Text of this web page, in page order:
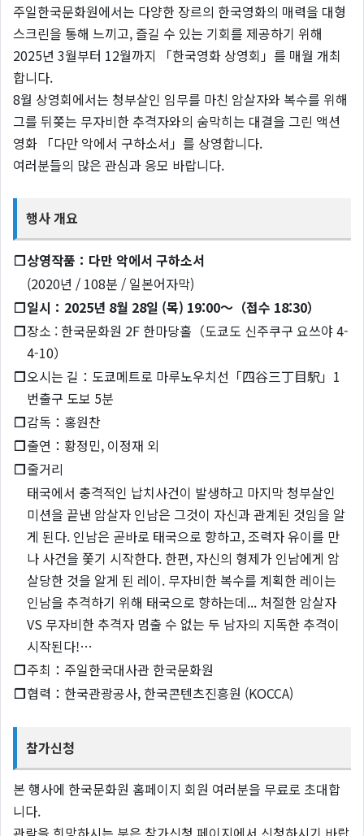
주일한국문화원에서는 다양한 장르의 한국영화의 매력을 대형
스크린을 통해 느끼고, 즐길 수 있는 기회를 제공하기 위해
2025년 3월부터 12월까지 「한국영화 상영회」를 매월 개최
합니다.
8월 상영회에서는 청부살인 임무를 마친 암살자와 복수를 위해
그를 뒤쫒는 무자비한 추격자와의 숨막히는 대결을 그린 액션
영화 「다만 악에서 구하소서」를 상영합니다.
여러분들의 많은 관심과 응모 바랍니다.
행사 개요
❐상영작품：다만 악에서 구하소서
(2020년 / 108분 / 일본어자막)
❐일시：2025년 8월 28일 (목) 19:00～（접수 18:30）
❐장소 : 한국문화원 2F 한마당홀（도쿄도 신주쿠구 요쓰야 4-
4-10）
❐오시는 길：도쿄메트로 마루노우치선「四谷三丁目駅」1
번출구 도보 5분
❐감독：홍원찬
❐출연：황정민, 이정재 외
❐줄거리
태국에서 충격적인 납치사건이 발생하고 마지막 청부살인
미션을 끝낸 암살자 인남은 그것이 자신과 관계된 것임을 알
게 된다. 인남은 곧바로 태국으로 향하고, 조력자 유이를 만
나 사건을 쫓기 시작한다. 한편, 자신의 형제가 인남에게 암
살당한 것을 알게 된 레이. 무자비한 복수를 계획한 레이는
인남을 추격하기 위해 태국으로 향하는데... 처절한 암살자
VS 무자비한 추격자 멈출 수 없는 두 남자의 지독한 추격이
시작된다!…
❐주최：주일한국대사관 한국문화원
❐협력：한국관광공사, 한국콘텐츠진흥원 (KOCCA)
참가신청
본 행사에 한국문화원 홈페이지 회원 여러분을 무료로 초대합
니다.